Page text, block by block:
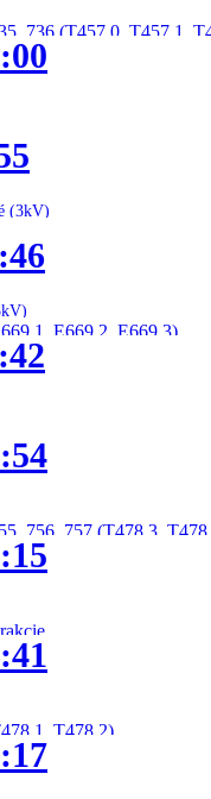
736 (T457.0, T457.1,
(3kV)
E669.2, E669.3)
756, 757 (T478.3,
T478.2)